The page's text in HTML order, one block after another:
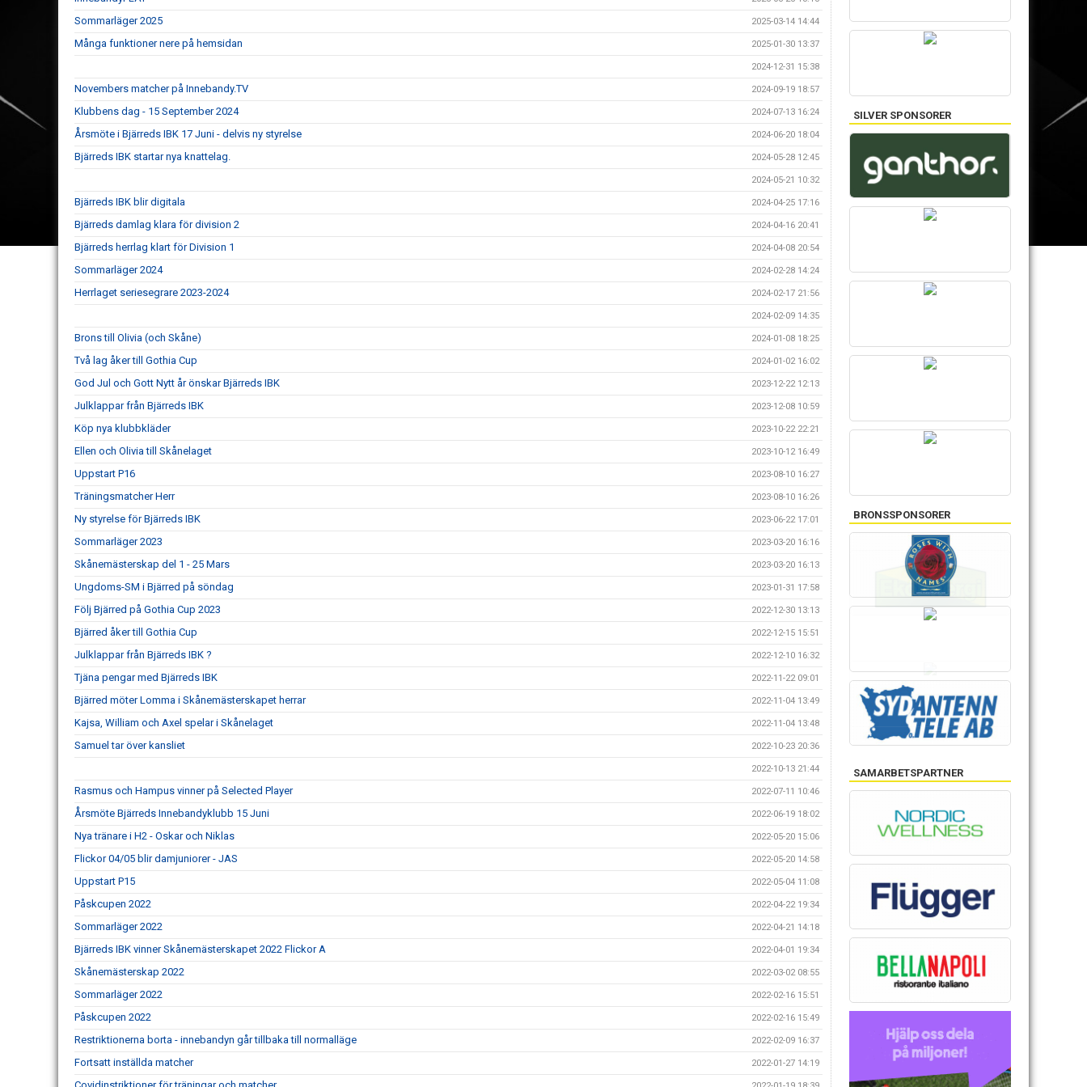
Sommarläger 2025 2025-03-14 14:44
Många funktioner nere på hemsidan 2025-01-30 13:37
2024-12-31 15:38
Novembers matcher på Innebandy.TV 2024-09-19 18:57
Klubbens dag - 15 September 2024 2024-07-13 16:24
Årsmöte i Bjärreds IBK 17 Juni - delvis ny styrelse 2024-06-20 18:04
Bjärreds IBK startar nya knattelag. 2024-05-28 12:45
2024-05-21 10:32
Bjärreds IBK blir digitala 2024-04-25 17:16
Bjärreds damlag klara för division 2 2024-04-16 20:41
Bjärreds herrlag klart för Division 1 2024-04-08 20:54
Sommarläger 2024 2024-02-28 14:24
Herrlaget seriesegrare 2023-2024 2024-02-17 21:56
2024-02-09 14:35
Brons till Olivia (och Skåne) 2024-01-08 18:25
Två lag åker till Gothia Cup 2024-01-02 16:02
God Jul och Gott Nytt år önskar Bjärreds IBK 2023-12-22 12:13
Julklappar från Bjärreds IBK 2023-12-08 10:59
Köp nya klubbkläder 2023-10-22 22:21
Ellen och Olivia till Skånelaget 2023-10-12 16:49
Uppstart P16 2023-08-10 16:27
Träningsmatcher Herr 2023-08-10 16:26
Ny styrelse för Bjärreds IBK 2023-06-22 17:01
Sommarläger 2023 2023-03-20 16:16
Skånemästerskap del 1 - 25 Mars 2023-03-20 16:13
Ungdoms-SM i Bjärred på söndag 2023-01-31 17:58
Följ Bjärred på Gothia Cup 2023 2022-12-30 13:13
Bjärred åker till Gothia Cup 2022-12-15 15:51
Julklappar från Bjärreds IBK ? 2022-12-10 16:32
Tjäna pengar med Bjärreds IBK 2022-11-22 09:01
Bjärred möter Lomma i Skånemästerskapet herrar 2022-11-04 13:49
Kajsa, William och Axel spelar i Skånelaget 2022-11-04 13:48
Samuel tar över kansliet 2022-10-23 20:36
2022-10-13 21:44
Rasmus och Hampus vinner på Selected Player 2022-07-11 10:46
Årsmöte Bjärreds Innebandyklubb 15 Juni 2022-06-19 18:02
Nya tränare i H2 - Oskar och Niklas 2022-05-20 15:06
Flickor 04/05 blir damjuniorer - JAS 2022-05-20 14:58
Uppstart P15 2022-05-04 11:08
Påskcupen 2022 2022-04-22 19:34
Sommarläger 2022 2022-04-21 14:18
Bjärreds IBK vinner Skånemästerskapet 2022 Flickor A 2022-04-01 19:34
Skånemästerskap 2022 2022-03-02 08:55
Sommarläger 2022 2022-02-16 15:51
Påskcupen 2022 2022-02-16 15:49
Restriktionerna borta - innebandyn går tillbaka till normalläge 2022-02-09 16:37
Fortsatt inställda matcher 2022-01-27 14:19
SILVER SPONSORER
BRONSSPONSORER
SAMARBETSPARTNER